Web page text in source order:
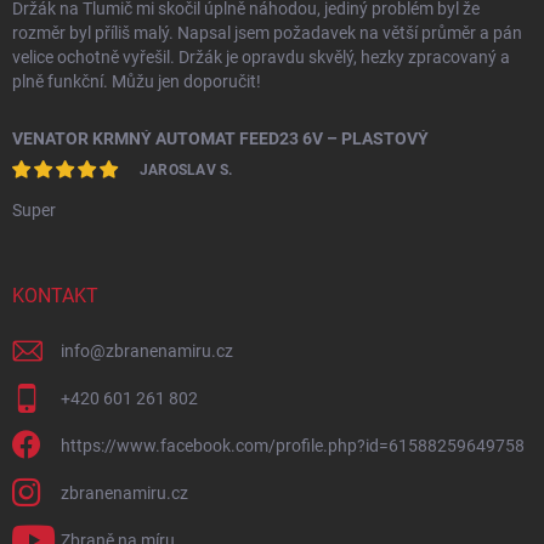
Držák na Tlumič mi skočil úplně náhodou, jediný problém byl že
rozměr byl příliš malý. Napsal jsem požadavek na větší průměr a pán
velice ochotně vyřešil. Držák je opravdu skvělý, hezky zpracovaný a
plně funkční. Můžu jen doporučit!
VENATOR KRMNÝ AUTOMAT FEED23 6V – PLASTOVÝ
JAROSLAV S.
Super
KONTAKT
info@zbranenamiru.cz
+420 601 261 802
https://www.facebook.com/profile.php?id=61588259649758
zbranenamiru.cz
Zbraně na míru